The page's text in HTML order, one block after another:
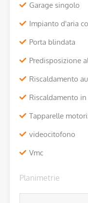
Garage singolo
Impianto d'aria
Porta blindata
Predisposizione
Riscaldamento
Riscaldamento
Tapparelle
videocitofono
Vmc
Planimetrie